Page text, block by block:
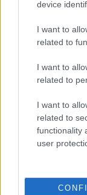
device
I want to
related to
I want to
related to
I want to
related to
functionality
user
9/08/2024 - 7:44μμ